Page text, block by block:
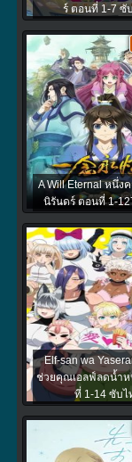
ร์ ตอนที่ 1-7 ซั
A Will Eternal หนึ่ง
นิรันดร์ ตอนที่ 1-
Elf-san wa
ช่วยคุณเอลฟ์ลดน้ำ
ที่ 1-14 ซับไ